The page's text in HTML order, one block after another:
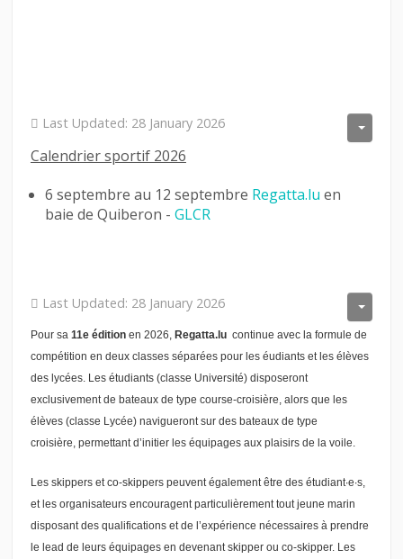
Last Updated: 28 January 2026
Calendrier sportif 2026
6 septembre au 12 septembre Regatta.lu en
baie de Quiberon - GLCR
Last Updated: 28 January 2026
Pour sa 11e éditionen 2026, Regatta.lu continue avec la formule de
compétition en deux classes séparées pour les éudiants et les élèves
des lycées. Les étudiants (classe Université) disposeront
exclusivement de bateaux de type course-croisière, alors que les
élèves (classe Lycée) navigueront sur des bateaux de type
croisière, permettant d’initier les équipages aux plaisirs de la voile.
Les skippers et co-skippers peuvent également être des étudiant∙e∙s,
et les organisateurs encouragent particulièrement tout jeune marin
disposant des qualifications et de l’expérience nécessaires à prendre
le lead de leurs équipages en devenant skipper ou co-skipper. Les